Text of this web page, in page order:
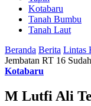
Kotabaru
Tanah Bumbu
Tanah Laut
Beranda Berita Lintas
Jembatan RT 16
Kotabaru
M Lutfi Ali